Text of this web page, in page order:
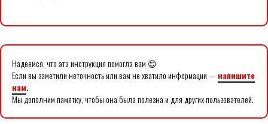
Надеемся, что эта инструкция помогла вам 😊
Если вы заметили неточность или вам не хватило информации — напишите
нам.
Мы дополним памятку, чтобы она была полезна и для других пользователей.